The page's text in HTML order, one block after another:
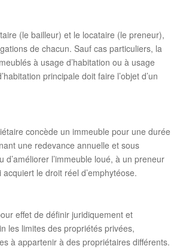
(le bailleur) et le locataire (le preneur),
de chacun. Sauf cas particuliers, la
à usage d’habitation ou à usage
principale doit faire l’objet d’un
concède un immeuble pour une durée
une redevance annuelle et sous
d’améliorer l’immeuble loué, à un preneur
le droit réel d’emphytéose.
effet de définir juridiquement et
les limites des propriétés privées,
à appartenir à des propriétaires différents.